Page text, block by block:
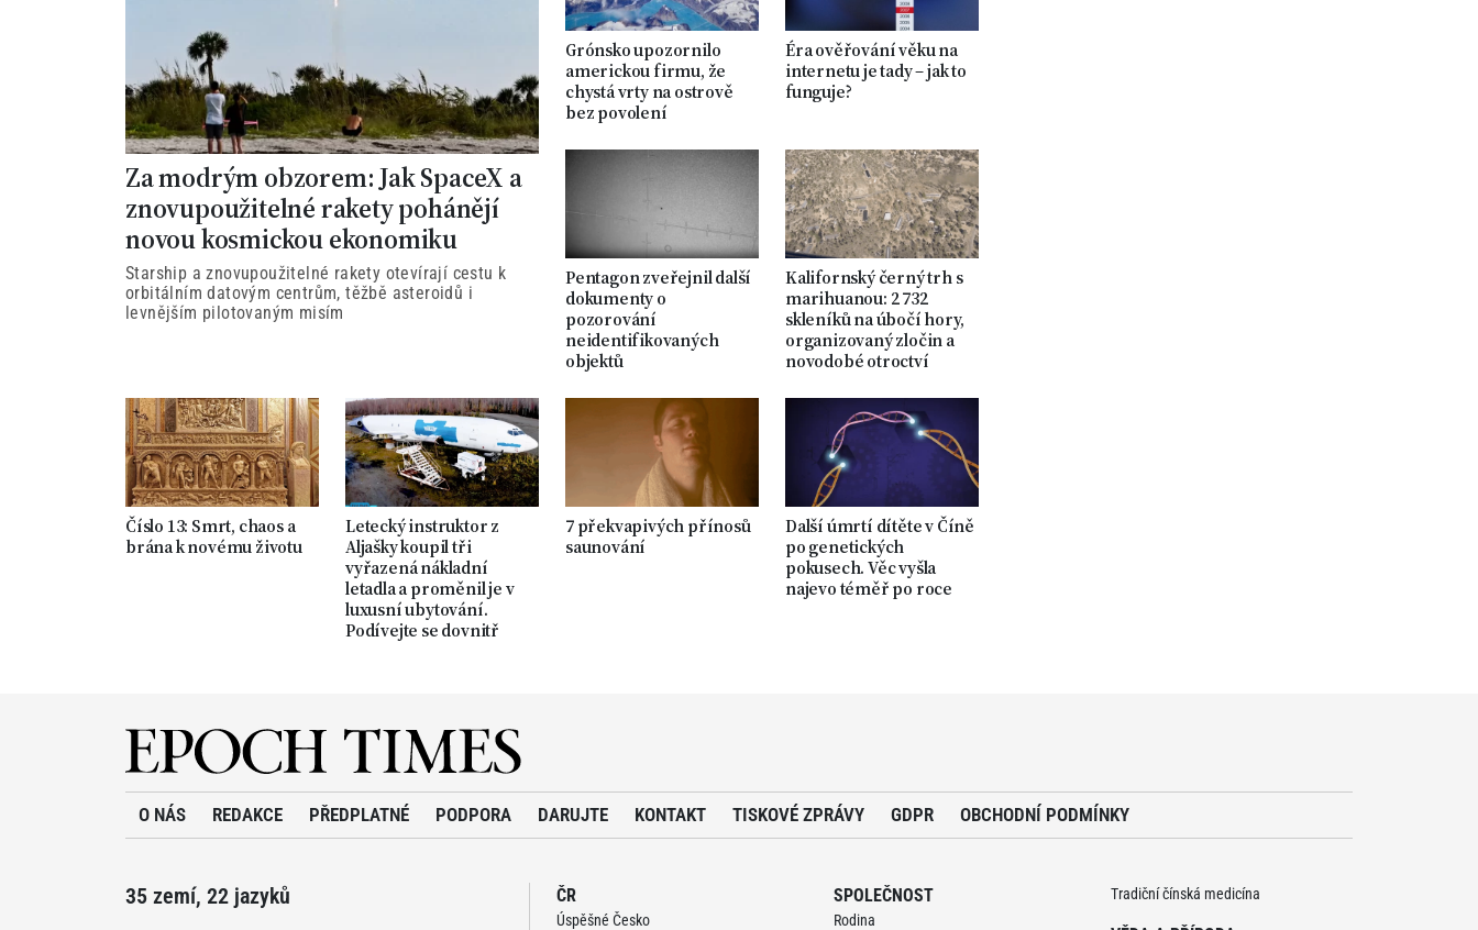
Za modrým obzorem: Jak SpaceX a
znovupoužitelné rakety pohánějí
novou kosmickou ekonomiku
Starship a znovupoužitelné rakety otevírají cestu k
orbitálním datovým centrům, těžbě asteroidů i
levnějším pilotovaným misím
Grónsko upozornilo
americkou firmu, že
chystá vrty na ostrově
bez povolení
Éra ověřování věku na
internetu je tady – jak to
funguje?
Pentagon zveřejnil další
dokumenty o
pozorování
neidentifikovaných
objektů
Kalifornský černý trh s
marihuanou: 2 732
skleníků na úbočí hory,
organizovaný zločin a
novodobé otroctví
Číslo 13: Smrt, chaos a
brána k novému životu
Letecký instruktor z
Aljašky koupil tři
vyřazená nákladní
letadla a proměnil je v
luxusní ubytování.
Podívejte se dovnitř
7 překvapivých přínosů
saunování
Další úmrtí dítěte v Číně
po genetických
pokusech. Věc vyšla
najevo téměř po roce
O NÁS REDAKCE PŘEDPLATNÉ PODPORA DARUJTE KONTAKT TISKOVÉ ZPRÁVY GDPR OBCHODNÍ PODMÍNKY
35 zemí, 22 jazyků ČR
Úspěšné Česko
SPOLEČNOST
Rodina
Tradiční čínská medicína